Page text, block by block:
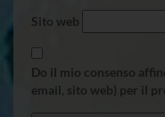
Sito web
Do il mio consenso
email, sito web) per il